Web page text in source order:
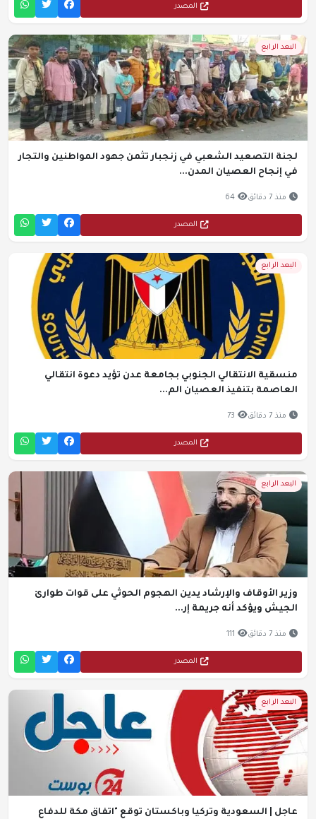
المصدر
البعد الرابع
لجنة التصعيد الشعبي في زنجبار تثمن جهود المواطنين والتجار
في إنجاح العصيان المدن...
منذ 7 دقائق 64
المصدر
البعد الرابع
منسقية الانتقالي الجنوبي بجامعة عدن تؤيد دعوة انتقالي
العاصمة بتنفيذ العصيان الم...
منذ 7 دقائق 73
المصدر
البعد الرابع
وزير الأوقاف والإرشاد يدين الهجوم الحوثي على قوات طوارئ
الجيش ويؤكد أنه جريمة إر...
منذ 7 دقائق 111
المصدر
البعد الرابع
عاجل | السعودية وتركيا وباكستان توقع "اتفاق مكة للدفاع